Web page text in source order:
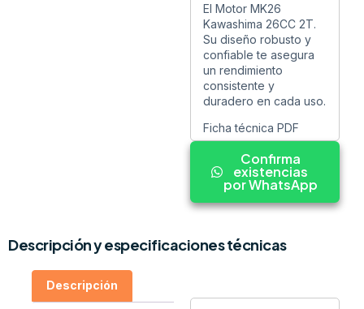
El Motor MK26
Kawashima 26CC 2T.
Su diseño robusto y
confiable te asegura
un rendimiento
consistente y
duradero en cada uso.
Ficha técnica PDF
Confirma
existencias
por WhatsApp
Descripción y especificaciones técnicas
Descripción